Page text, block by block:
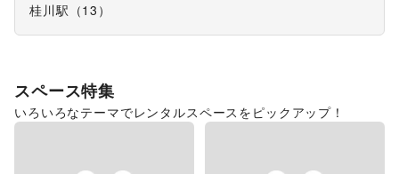
桂川駅 （13 ）
スペース特集
いろいろなテーマでレンタルスペースをピックアップ！